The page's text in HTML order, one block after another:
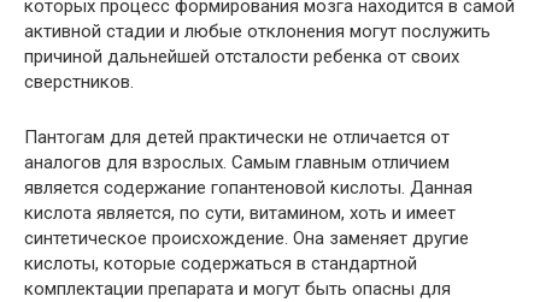
которых процесс формирования мозга находится в самой
активной стадии и любые отклонения могут послужить
причиной дальнейшей отсталости ребенка от своих
сверстников.
Пантогам для детей практически не отличается от
аналогов для взрослых. Самым главным отличием
является содержание гопантеновой кислоты. Данная
кислота является, по сути, витамином, хоть и имеет
синтетическое происхождение. Она заменяет другие
кислоты, которые содержаться в стандартной
комплектации препарата и могут быть опасны для